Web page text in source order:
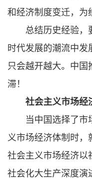
和经济制度变迁，为
总结历史经验，
时代发展的潮流中发
只会越开越大。中国
滞！
社会主义市场经
当中国选择了市
义市场经济体制时，
社会主义市场经济以
社会化大生产深度演